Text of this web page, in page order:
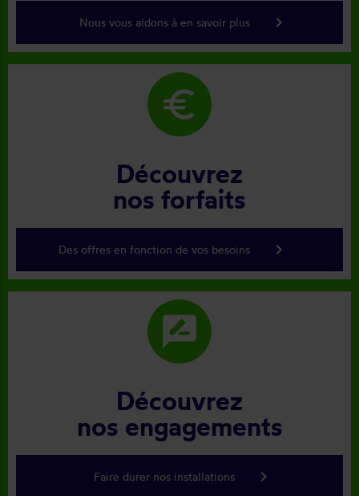
Nous vous aidons à en savoir plus keyboard_arrow_right
euro
Découvrez
nos forfaits
Des offres en fonction de vos besoins keyboard_arrow_right
rate_review
Découvrez
nos engagements
Faire durer nos installations keyboard_arrow_right